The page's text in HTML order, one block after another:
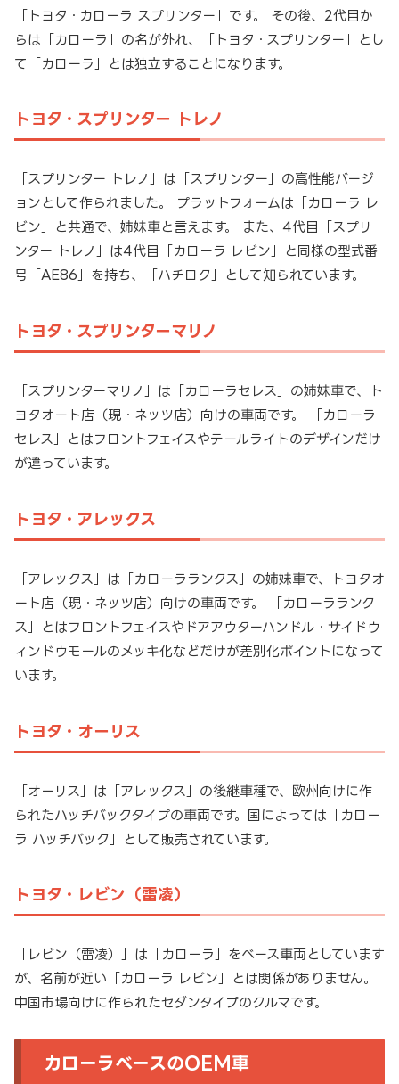
「トヨタ・カローラ スプリンター」です。 その後、2代目か
らは「カローラ」の名が外れ、「トヨタ・スプリンター」とし
て「カローラ」とは独立することになります。
トヨタ・スプリンター トレノ
「スプリンター トレノ」は「スプリンター」の高性能バージ
ョンとして作られました。 プラットフォームは「カローラ レ
ビン」と共通で、姉妹車と言えます。 また、4代目「スプリ
ンター トレノ」は4代目「カローラ レビン」と同様の型式番
号「AE86」を持ち、「ハチロク」として知られています。
トヨタ・スプリンターマリノ
「スプリンターマリノ」は「カローラセレス」の姉妹車で、ト
ヨタオート店（現・ネッツ店）向けの車両です。 「カローラ
セレス」とはフロントフェイスやテールライトのデザインだけ
が違っています。
トヨタ・アレックス
「アレックス」は「カローラランクス」の姉妹車で、トヨタオ
ート店（現・ネッツ店）向けの車両です。 「カローラランク
ス」とはフロントフェイスやドアアウターハンドル・サイドウ
ィンドウモールのメッキ化などだけが差別化ポイントになって
います。
トヨタ・オーリス
「オーリス」は「アレックス」の後継車種で、欧州向けに作
られたハッチバックタイプの車両です。国によっては「カロー
ラ ハッチバック」として販売されています。
トヨタ・レビン（雷凌）
「レビン（雷凌）」は「カローラ」をベース車両としています
が、名前が近い「カローラ レビン」とは関係がありません。
中国市場向けに作られたセダンタイプのクルマです。
カローラベースのOEM車